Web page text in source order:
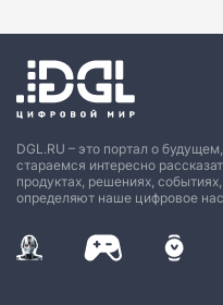
DGL.RU – это портал о
стараемся интересно
продуктах, решениях,
определяют наше цифровое